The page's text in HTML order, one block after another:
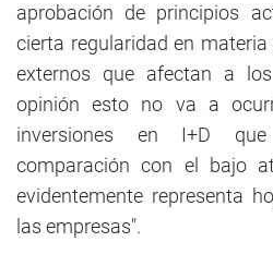
aprobación de principios
cierta regularidad en
externos que afectan a
opinión esto no va a
inversiones en I+D
comparación con el bajo
evidentemente representa
las empresas".